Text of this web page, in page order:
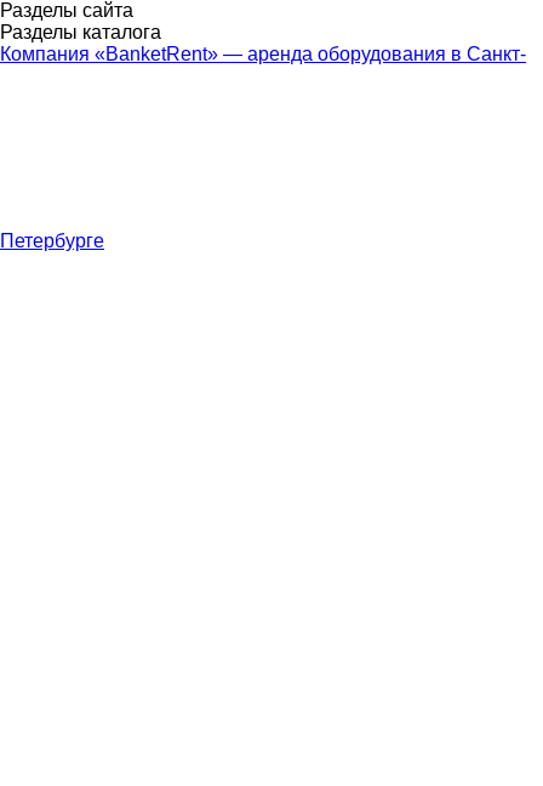
Разделы сайта
Разделы каталога
Компания «BanketRent» — аренда оборудования в Санкт-
Петербурге